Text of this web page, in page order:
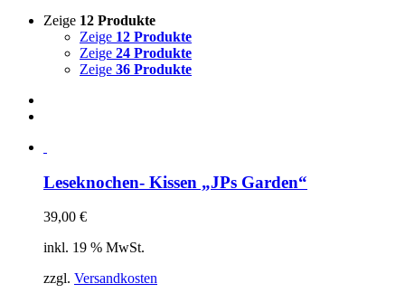
Zeige 12 Produkte
Zeige 12 Produkte
Zeige 24 Produkte
Zeige 36 Produkte
Leseknochen- Kissen „JPs Garden“
39,00 €
inkl. 19 % MwSt.
zzgl. Versandkosten